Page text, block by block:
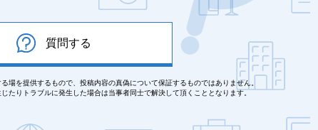
質問する
場を提供するもので、投稿内容の真偽について保証するものではありません。
たりトラブルに発生した場合は当事者同士で解決して頂くこととなります。